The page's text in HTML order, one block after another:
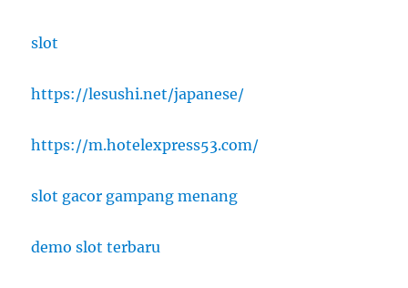
slot
https://lesushi.net/japanese/
https://m.hotelexpress53.com/
slot gacor gampang menang
demo slot terbaru